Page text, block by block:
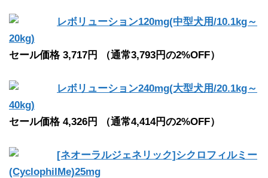
レボリューション120mg(中型犬用/10.1kg～
20kg)
セール価格 3,717円 （通常3,793円の2%OFF）
レボリューション240mg(大型犬用/20.1kg～
40kg)
セール価格 4,326円 （通常4,414円の2%OFF）
[ネオーラルジェネリック]シクロフィルミー
(CyclophilMe)25mg